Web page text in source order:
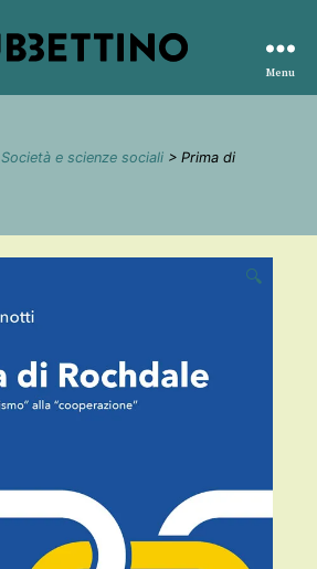
editore
Menu
Società e scienze sociali > Prima di
🔍